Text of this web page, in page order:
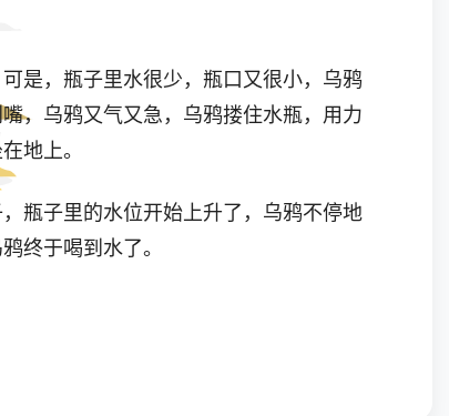
是，瓶子里水很少，瓶口又很小，乌鸦
，乌鸦又气又急，乌鸦搂住水瓶，用力
地上。
瓶子里的水位开始上升了，乌鸦不停地
终于喝到水了。